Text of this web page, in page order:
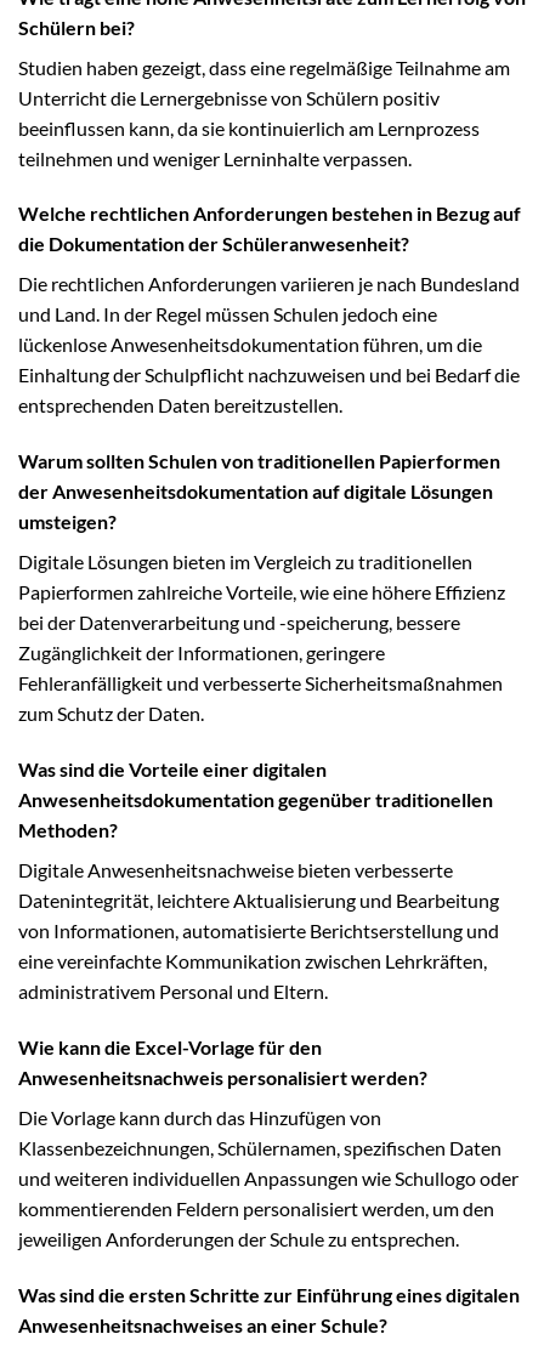
Schülern bei?
Studien haben gezeigt, dass eine regelmäßige Teilnahme am
Unterricht die Lernergebnisse von Schülern positiv
beeinflussen kann, da sie kontinuierlich am Lernprozess
teilnehmen und weniger Lerninhalte verpassen.
Welche rechtlichen Anforderungen bestehen in Bezug auf
die Dokumentation der Schüleranwesenheit?
Die rechtlichen Anforderungen variieren je nach Bundesland
und Land. In der Regel müssen Schulen jedoch eine
lückenlose Anwesenheitsdokumentation führen, um die
Einhaltung der Schulpflicht nachzuweisen und bei Bedarf die
entsprechenden Daten bereitzustellen.
Warum sollten Schulen von traditionellen Papierformen
der Anwesenheitsdokumentation auf digitale Lösungen
umsteigen?
Digitale Lösungen bieten im Vergleich zu traditionellen
Papierformen zahlreiche Vorteile, wie eine höhere Effizienz
bei der Datenverarbeitung und -speicherung, bessere
Zugänglichkeit der Informationen, geringere
Fehleranfälligkeit und verbesserte Sicherheitsmaßnahmen
zum Schutz der Daten.
Was sind die Vorteile einer digitalen
Anwesenheitsdokumentation gegenüber traditionellen
Methoden?
Digitale Anwesenheitsnachweise bieten verbesserte
Datenintegrität, leichtere Aktualisierung und Bearbeitung
von Informationen, automatisierte Berichtserstellung und
eine vereinfachte Kommunikation zwischen Lehrkräften,
administrativem Personal und Eltern.
Wie kann die Excel-Vorlage für den
Anwesenheitsnachweis personalisiert werden?
Die Vorlage kann durch das Hinzufügen von
Klassenbezeichnungen, Schülernamen, spezifischen Daten
und weiteren individuellen Anpassungen wie Schullogo oder
kommentierenden Feldern personalisiert werden, um den
jeweiligen Anforderungen der Schule zu entsprechen.
Was sind die ersten Schritte zur Einführung eines digitalen
Anwesenheitsnachweises an einer Schule?